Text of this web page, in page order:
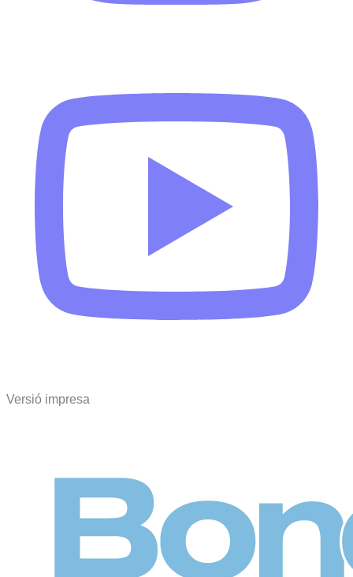
Versió impresa